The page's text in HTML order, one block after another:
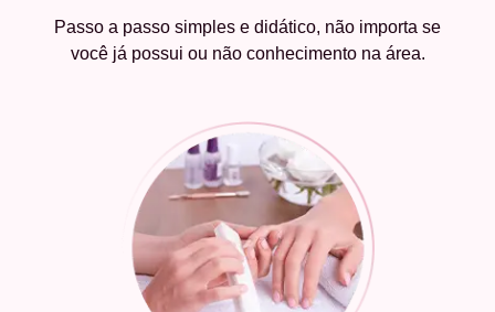
Passo a passo simples e didático, não importa se
você já possui ou não conhecimento na área.